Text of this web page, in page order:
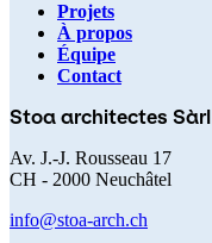
Navigation
principale
Projets
À propos
Équipe
Contact
Stoa architectes Sàrl
Av. J.-J. Rousseau 17
CH - 2000 Neuchâtel
info@stoa-arch.ch